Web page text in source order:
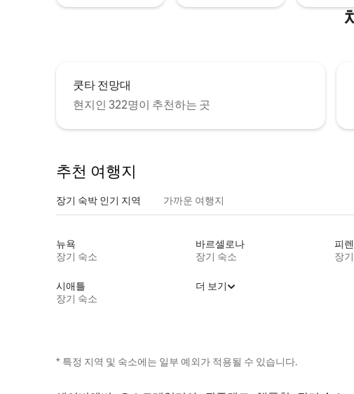
쿳타 전망대
현지인 322명이 추천하는 곳
추천 여행지
장기 숙박 인기 지역 가까운 여행지
뉴욕
장기 숙소
바르셀로나
장기 숙소
피
장
시애틀
장기 숙소
더 보기
* 특정 지역 및 숙소에는 일부 예외가 적용될 수 있습니다.